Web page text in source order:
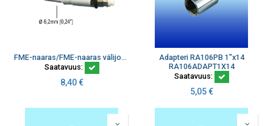
FME-naaras/FME-naaras välijohto RG8X
Saatavuus:
8,40€
Adapteri RA106PB 1"x14
RA106ADAPT1X14
Saatavuus:
5,05€